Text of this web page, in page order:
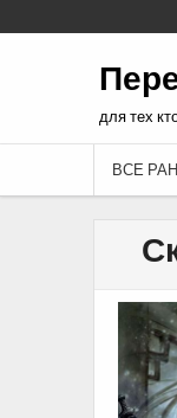
для тех
ВСЕ